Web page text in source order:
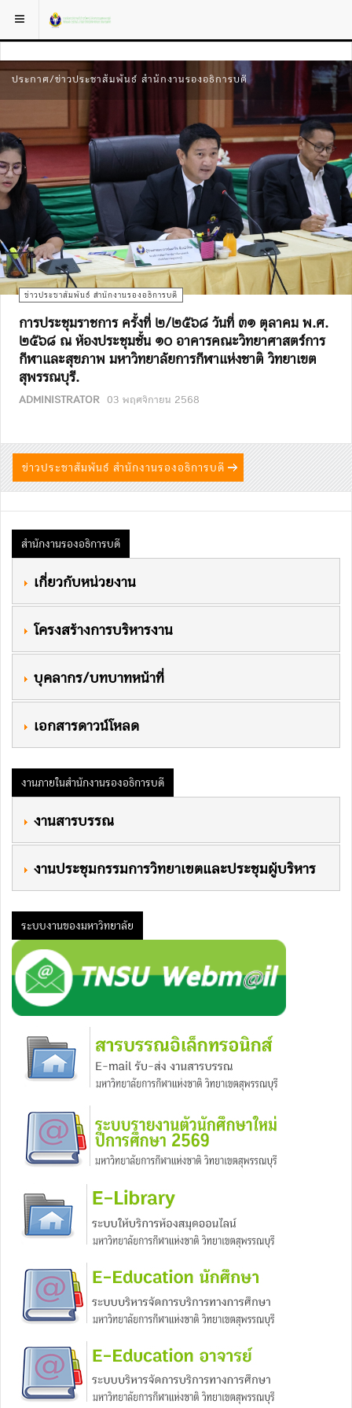
ประกาศ/ข่าวประชาสัมพันธ์ สำนักงานรองอธิการบดี
ข่าวประชาสัมพันธ์ สำนักงานรองอธิการบดี
การประชุมราชการ ครั้งที่ ๒/๒๕๖๘ วันที่ ๓๑ ตุลาคม พ.ศ.
๒๕๖๘ ณ ห้องประชุมชั้น ๑๐ อาคารคณะวิทยาศาสตร์การ
กีฬาและสุขภาพ มหาวิทยาลัยการกีฬาแห่งชาติ วิทยาเขต
สุพรรณบุรี.
ADMINISTRATOR 03 พฤศจิกายน 2568
ข่าวประชาสัมพันธ์ สำนักงานรองอธิการบดี
สำนักงานรองอธิการบดี
เกี่ยวกับหน่วยงาน
โครงสร้างการบริหารงาน
บุคลากร/บทบาทหน้าที่
เอกสารดาวน์โหลด
งานภายในสำนักงานรองอธิการบดี
งานสารบรรณ
งานประชุมกรรมการวิทยาเขตและประชุมผู้บริหาร
ระบบงานของมหาวิทยาลัย